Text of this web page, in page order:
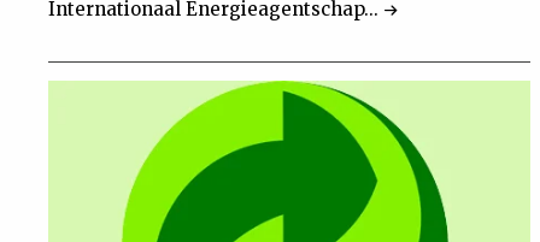
Internationaal Energieagentschap...